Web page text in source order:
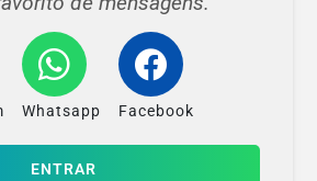
Whatsapp Facebook
ENTRAR